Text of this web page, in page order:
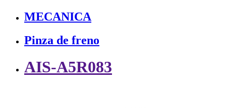
MECANICA
Pinza de freno
AIS-A5R083